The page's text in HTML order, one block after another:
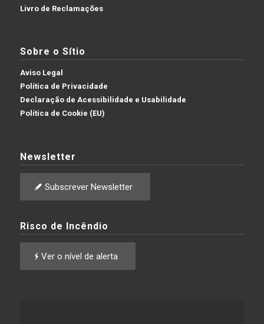
Livro de Reclamações
Sobre o Sítio
Aviso Legal
Política de Privacidade
Declaração de Acessibilidade e Usabilidade
Política de Cookie (EU)
Newsletter
Subscrever Newsletter
Risco de Incêndio
Ver o nível de alerta